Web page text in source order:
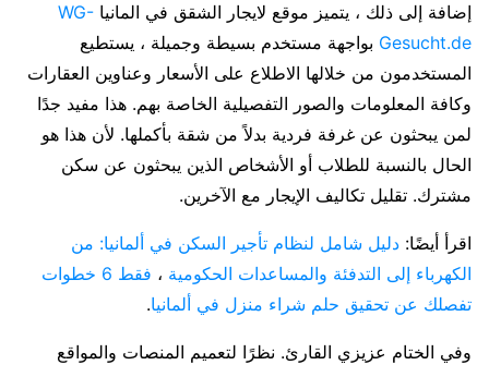
إضافة إلى ذلك ، يتميز موقع لايجار الشقق في المانيا WG-
Gesucht.de بواجهة مستخدم بسيطة وجميلة ، يستطيع
المستخدمون من خلالها الاطلاع على الأسعار وعناوين العقارات
وكافة المعلومات والصور التفصيلية الخاصة بهم. هذا مفيد جدًا
لمن يبحثون عن غرفة فردية بدلاً من شقة بأكملها. لأن هذا هو
الحال بالنسبة للطلاب أو الأشخاص الذين يبحثون عن سكن
مشترك. تقليل تكاليف الإيجار مع الآخرين.
اقرأ أيضًا: دليل شامل لنظام تأجير السكن في ألمانيا: من
الكهرباء إلى التدفئة والمساعدات الحكومية ،
فقط 6 خطوات
تفصلك عن تحقيق حلم شراء منزل في ألمانيا.
وفي الختام عزيزي القارئ. نظرًا لتعميم المنصات والمواقع